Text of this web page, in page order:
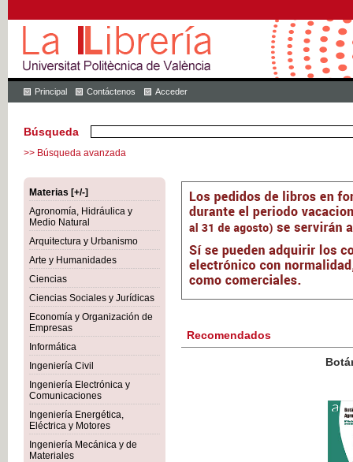
Principal Contáctenos Acceder
Búsqueda
>> Búsqueda avanzada
Materias [+/-]
Agronomía, Hidráulica y
Medio Natural
Arquitectura y Urbanismo
Arte y Humanidades
Ciencias
Ciencias Sociales y Jurídicas
Economía y Organización de
Empresas
Informática
Ingeniería Civil
Ingeniería Electrónica y
Comunicaciones
Ingeniería Energética,
Eléctrica y Motores
Ingeniería Mecánica y de
Materiales
Recomendados
IVA